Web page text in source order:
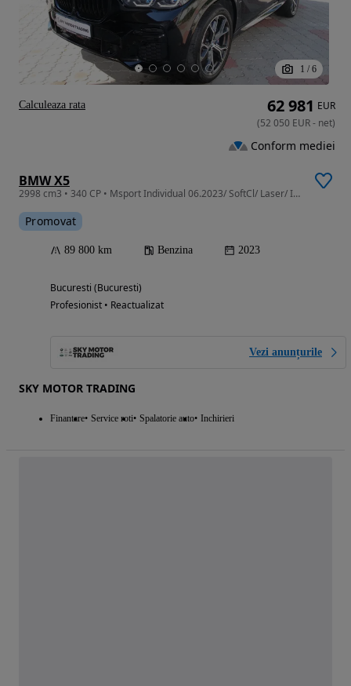
1 / 6
BMW X5
2998 cm3 • 340 CP • Msport Individual 06.2023/ SoftCl/ Laser/ Ivory Vent/ 4Clim/ Pano/ HUD
Promovat
89 800 km Benzina 2023
Bucuresti (Bucuresti)
Profesionist • Reactualizat
Vezi anunțurile
SKY MOTOR TRADING
Finantare Service roti Spalatorie auto Inchirieri
62 981 EUR
(52 050 EUR- net)
Conform mediei
Calculeaza rata